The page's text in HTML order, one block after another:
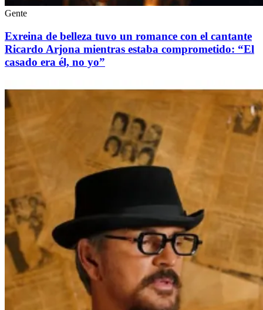
Gente
Exreina de belleza tuvo un romance con el cantante
Ricardo Arjona mientras estaba comprometido: “El
casado era él, no yo”